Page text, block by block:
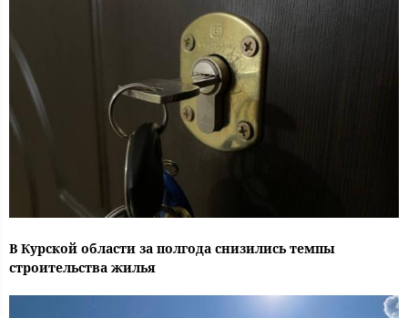
В Курской области за полгода снизились темпы
строительства жилья